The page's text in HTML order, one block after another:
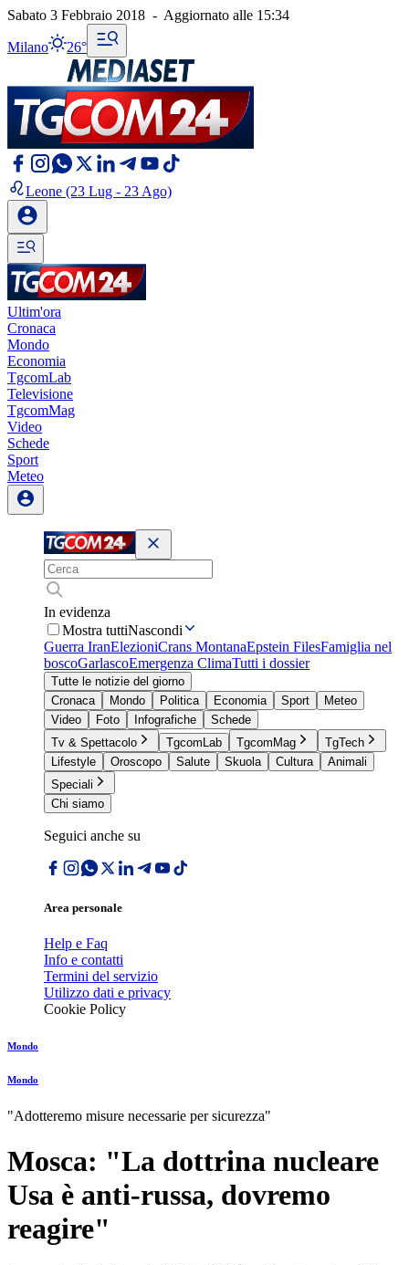
Sabato 3 Febbraio 2018 - Aggiornato alle 15:34
Milano 26°
Leone (23 Lug - 23 Ago)
Ultim'ora
Cronaca
Mondo
Economia
TgcomLab
Televisione
TgcomMag
Video
Schede
Sport
Meteo
In evidenza
Mostra tuttiNascondi
Guerra IranElezioniCrans MontanaEpstein FilesFamiglia nel
boscoGarlascoEmergenza ClimaTutti i dossier
Tutte le notizie del giorno
Cronaca
Mondo Politica Economia Sport
Meteo
Video
Foto Infografiche
Schede
Tv & Spettacolo
TgcomLab TgcomMag
TgTech
Lifestyle
Oroscopo Salute Skuola Cultura
Animali
Speciali
Chi siamo
Seguici anche su
Area personale
Help e Faq
Info e contatti
Termini del servizio
Utilizzo dati e privacy
Cookie Policy
Mondo
Mondo
"Adotteremo misure necessarie per sicurezza"
Mosca: "La dottrina nucleare
Usa è anti-russa, dovremo
reagire"